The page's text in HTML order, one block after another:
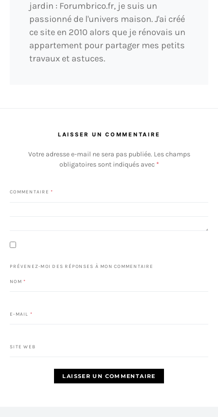
jardin : Forumbrico.fr, je suis un
passionné de l'univers maison. J'ai créé
ce site en 2010 alors que je rénovais un
appartement pour partager mes petits
travaux et astuces.
LAISSER UN COMMENTAIRE
Votre adresse e-mail ne sera pas publiée. Les champs
obligatoires sont indiqués avec *
COMMENTAIRE *
PRÉVENEZ-MOI DES RÉPONSES À MON COMMENTAIRE
NOM *
E-MAIL *
SITE WEB